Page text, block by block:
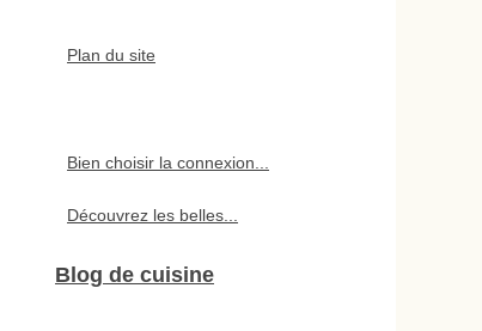
Plan du site
Bien choisir la connexion...
Découvrez les belles...
Blog de cuisine